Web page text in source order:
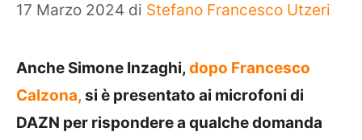
17 Marzo 2024 di Stefano Francesco Utzeri
Anche Simone Inzaghi,dopo Francesco
Calzona,si è presentato ai microfoni di
DAZN per rispondere a qualche domanda